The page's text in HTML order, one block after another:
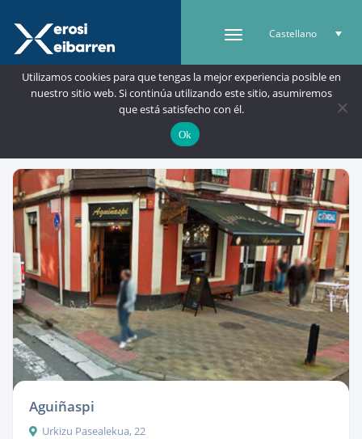
Castellano
Buscar
Aguiñaspi
Urkizu Pasealekua, 22
Utilizamos cookies para que tengas la mejor experiencia posible en
nuestro sitio web. Si continúa utilizando este sitio, asumiremos
que está satisfecho con él.
Ok